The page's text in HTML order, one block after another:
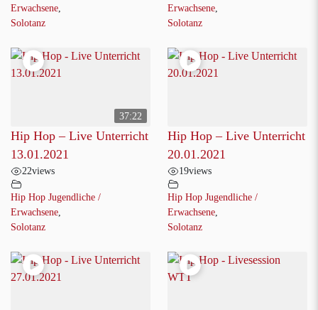
Erwachsene
Solotanz
Erwachsene
Solotanz
37:22
Hip Hop – Live Unterricht
13.01.2021
22views
Hip Hop Jugendliche /
Erwachsene
Solotanz
Hip Hop – Live Unterricht
20.01.2021
19views
Hip Hop Jugendliche /
Erwachsene
Solotanz